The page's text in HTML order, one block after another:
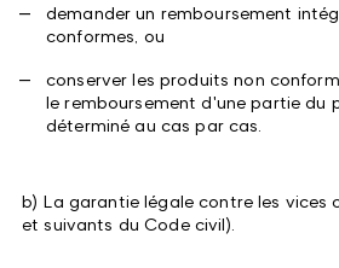
demander un remboursement
conformes, ou
conserver les produits non
le remboursement d'une partie du
déterminé au cas par cas.
b) La garantie légale contre les vices
et suivants du Code civil).